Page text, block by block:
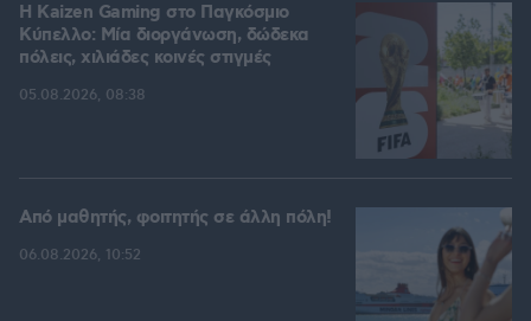
H Kaizen Gaming στο Παγκόσμιο
Kύπελλο: Μία διοργάνωση, δώδεκα
πόλεις, χιλιάδες κοινές στιγμές
05.08.2026, 08:38
Από μαθητής, φοιτητής σε άλλη πόλη!
06.08.2026, 10:52